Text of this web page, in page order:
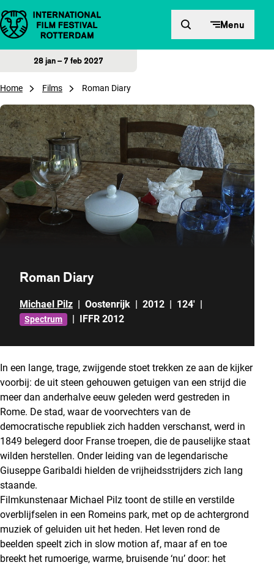
Direct naar inhoud Menu
28 jan – 7 feb 2027
Home Films Roman Diary
Roman Diary
Michael Pilz | Oostenrijk | 2012 | 124' |
Spectrum | IFFR 2012
In een lange, trage, zwijgende stoet trekken ze aan de kijker
voorbij: de uit steen gehouwen getuigen van een strijd die
meer dan anderhalve eeuw geleden werd gestreden in
Rome. De stad, waar de voorvechters van de
democratische republiek zich hadden verschanst, werd in
1849 belegerd door Franse troepen, die de pauselijke staat
wilden herstellen. Onder leiding van de legendarische
Giuseppe Garibaldi hielden de vrijheidsstrijders zich lang
staande.
Filmkunstenaar Michael Pilz toont de stille en verstilde
overblijfselen in een Romeins park, met op de achtergrond
muziek of geluiden uit het heden. Het leven rond de
beelden speelt zich in slow motion af, maar af en toe
breekt het rumoerige, warme, bruisende ‘nu’ door: het